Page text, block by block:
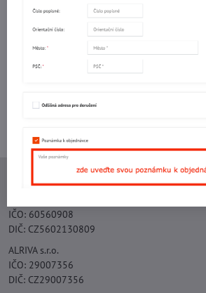
Potřebujete poradit s
Ing. Vojtěch Lečbych - IVL
IČO: 60560908
DIČ: CZ5602130809
ALRIVA s.r.o.
IČO: 29007356
DIČ: CZ29007356